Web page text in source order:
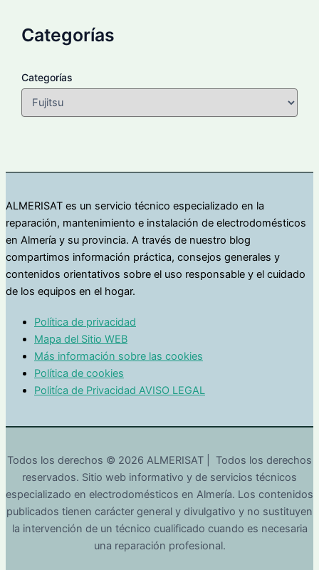
Categorías
Categorías
ALMERISAT es un servicio técnico especializado en la
reparación, mantenimiento e instalación de electrodomésticos
en Almería y su provincia. A través de nuestro blog
compartimos información práctica, consejos generales y
contenidos orientativos sobre el uso responsable y el cuidado
de los equipos en el hogar.
Política de privacidad
Mapa del Sitio WEB
Más información sobre las cookies
Política de cookies
Politíca de Privacidad AVISO LEGAL
Todos los derechos © 2026 ALMERISAT | Todos los derechos
reservados. Sitio web informativo y de servicios técnicos
especializado en electrodomésticos en Almería. Los contenidos
publicados tienen carácter general y divulgativo y no sustituyen
la intervención de un técnico cualificado cuando es necesaria
una reparación profesional.